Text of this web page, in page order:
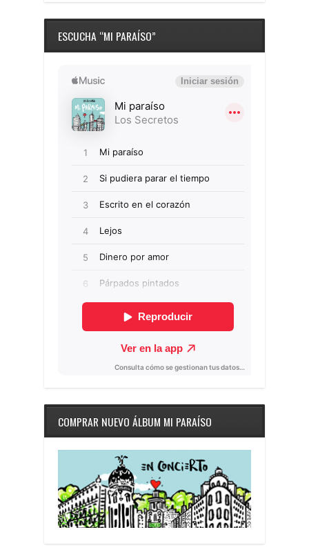
ESCUCHA “MI PARAÍSO”
COMPRAR NUEVO ÁLBUM MI PARAÍSO